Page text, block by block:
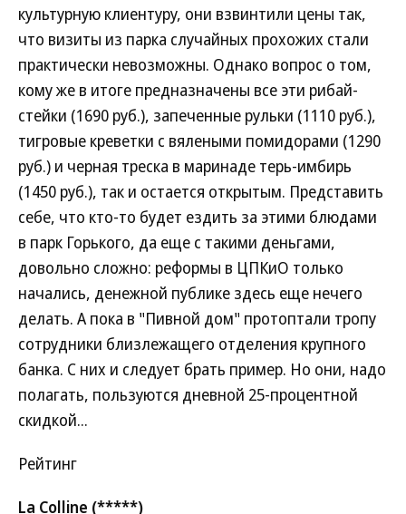
культурную клиентуру, они взвинтили цены так,
что визиты из парка случайных прохожих стали
практически невозможны. Однако вопрос о том,
кому же в итоге предназначены все эти рибай-
стейки (1690 руб.), запеченные рульки (1110 руб.),
тигровые креветки с вялеными помидорами (1290
руб.) и черная треска в маринаде терь-имбирь
(1450 руб.), так и остается открытым. Представить
себе, что кто-то будет ездить за этими блюдами
в парк Горького, да еще с такими деньгами,
довольно сложно: реформы в ЦПКиО только
начались, денежной публике здесь еще нечего
делать. А пока в "Пивной дом" протоптали тропу
сотрудники близлежащего отделения крупного
банка. С них и следует брать пример. Но они, надо
полагать, пользуются дневной 25-процентной
скидкой...
Рейтинг
La Colline (*****)